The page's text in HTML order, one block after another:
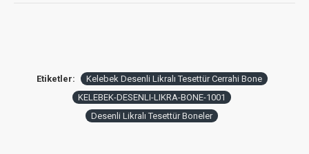
Etiketler:
Kelebek Desenli Likralı Tesettür Cerrahi Bone
KELEBEK-DESENLI-LIKRA-BONE-1001
Desenli Likralı Tesettür Boneler